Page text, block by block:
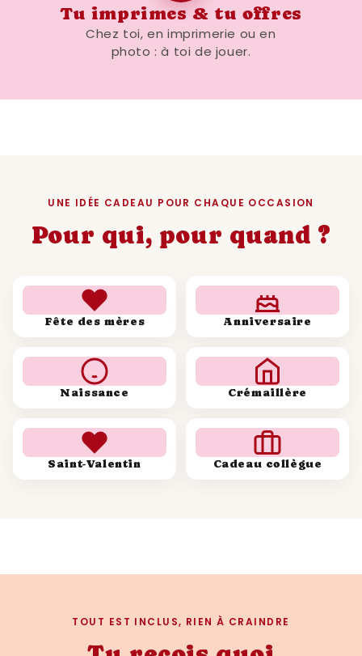
personnalisée prête à être imprimée !
Tu imprimes & tu offres
Chez toi, en imprimerie ou en
photo : à toi de jouer.
UNE IDÉE CADEAU POUR CHAQUE OCCASION
Pour qui, pour quand ?
Fête des mères Anniversaire
Naissance Crémaillère
Saint-Valentin Cadeau collègue
TOUT EST INCLUS, RIEN À CRAINDRE